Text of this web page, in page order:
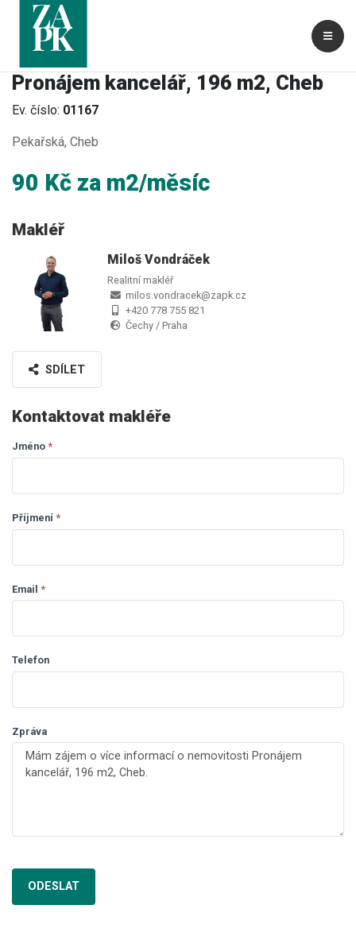
Pronájem kancelář, 196 m2, Cheb
Ev. číslo: 01167
Pekařská, Cheb
90 Kč za m2/měsíc
Makléř
Miloš Vondráček
Realitní makléř
milos.vondracek@zapk.cz
+420 778 755 821
Čechy / Praha
SDÍLET
Kontaktovat makléře
Dotaz
Jméno *
Příjmení *
Email *
Telefon
Zpráva
If you
are
leave
field
ODESLAT